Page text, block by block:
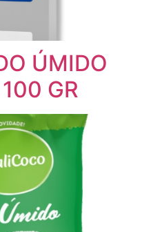
ÚMIDO
GR